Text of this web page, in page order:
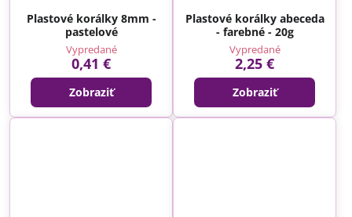
Plastové korálky 8mm -
pastelové
Vypredané
0,41 €
Zobraziť
Plastové korálky abeceda
- farebné - 20g
Vypredané
2,25 €
Zobraziť